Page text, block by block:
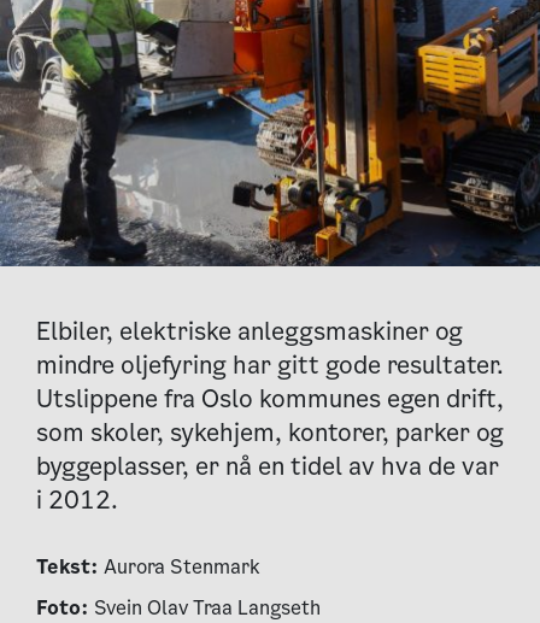
Elbiler, elektriske anleggsmaskiner og
mindre oljefyring har gitt gode resultater.
Utslippene fra Oslo kommunes egen drift,
som skoler, sykehjem, kontorer, parker og
byggeplasser, er nå en tidel av hva de var
i 2012.
Tekst: Aurora Stenmark
Foto: Svein Olav Traa Langseth